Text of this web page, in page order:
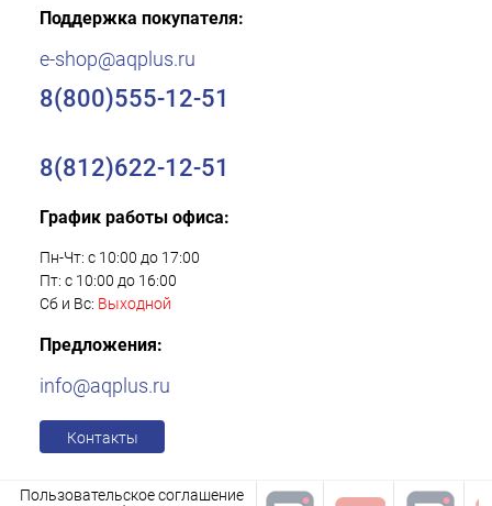
Поддержка покупателя:
e-shop@aqplus.ru
8(800)555-12-51
8(812)622-12-51
График работы офиса:
Пн-Чт: с 10:00 до 17:00
Пт: с 10:00 до 16:00
Сб и Вс: Выходной
Предложения:
info@aqplus.ru
Контакты
Пользовательское соглашение